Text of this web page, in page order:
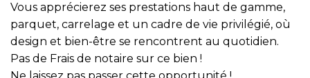
Vous apprécierez ses prestations haut de gamme,
parquet, carrelage et un cadre de vie privilégié, où
design et bien-être se rencontrent au quotidien.
Pas de Frais de notaire sur ce bien !